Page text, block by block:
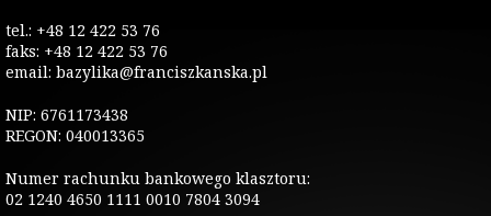
tel.: +48 12 422 53 76
faks: +48 12 422 53 76
email: bazylika@franciszkanska.pl
NIP: 6761173438
REGON: 040013365
Numer rachunku bankowego klasztoru:
02 1240 4650 1111 0010 7804 3094